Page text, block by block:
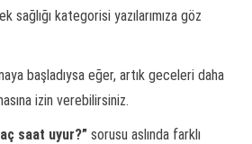
sağlığı kategorisi yazılarımıza göz
başladıysa eğer, artık geceleri daha
izin verebilirsiniz.
saat uyur?” sorusu aslında farklı